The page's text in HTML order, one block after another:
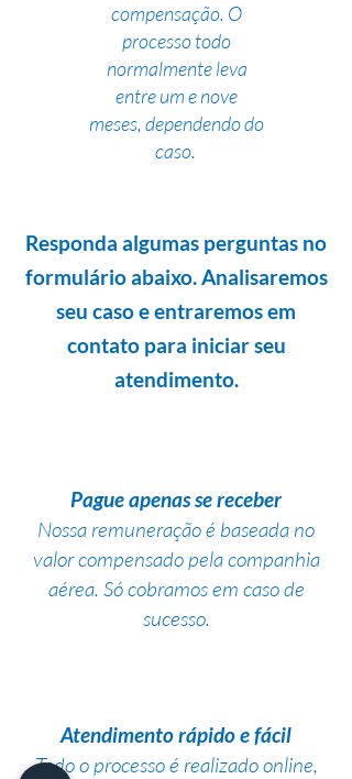
compensação. O
processo todo
normalmente leva
entre um e nove
meses, dependendo do
caso.
Responda algumas perguntas no
formulário abaixo. Analisaremos
seu caso e entraremos em
contato para iniciar seu
atendimento.
Pague apenas se receber
Nossa remuneração é baseada no
valor compensado pela companhia
aérea. Só cobramos em caso de
sucesso.
Atendimento rápido e fácil
Todo o processo é realizado online,